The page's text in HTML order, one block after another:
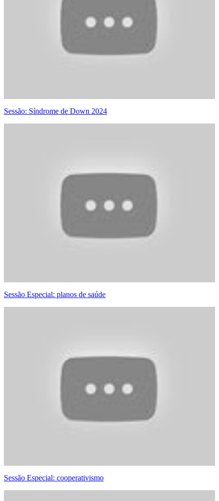
Sessão: Síndrome de Down 2024
Sessão Especial: planos de saúde
Sessão Especial: cooperativismo